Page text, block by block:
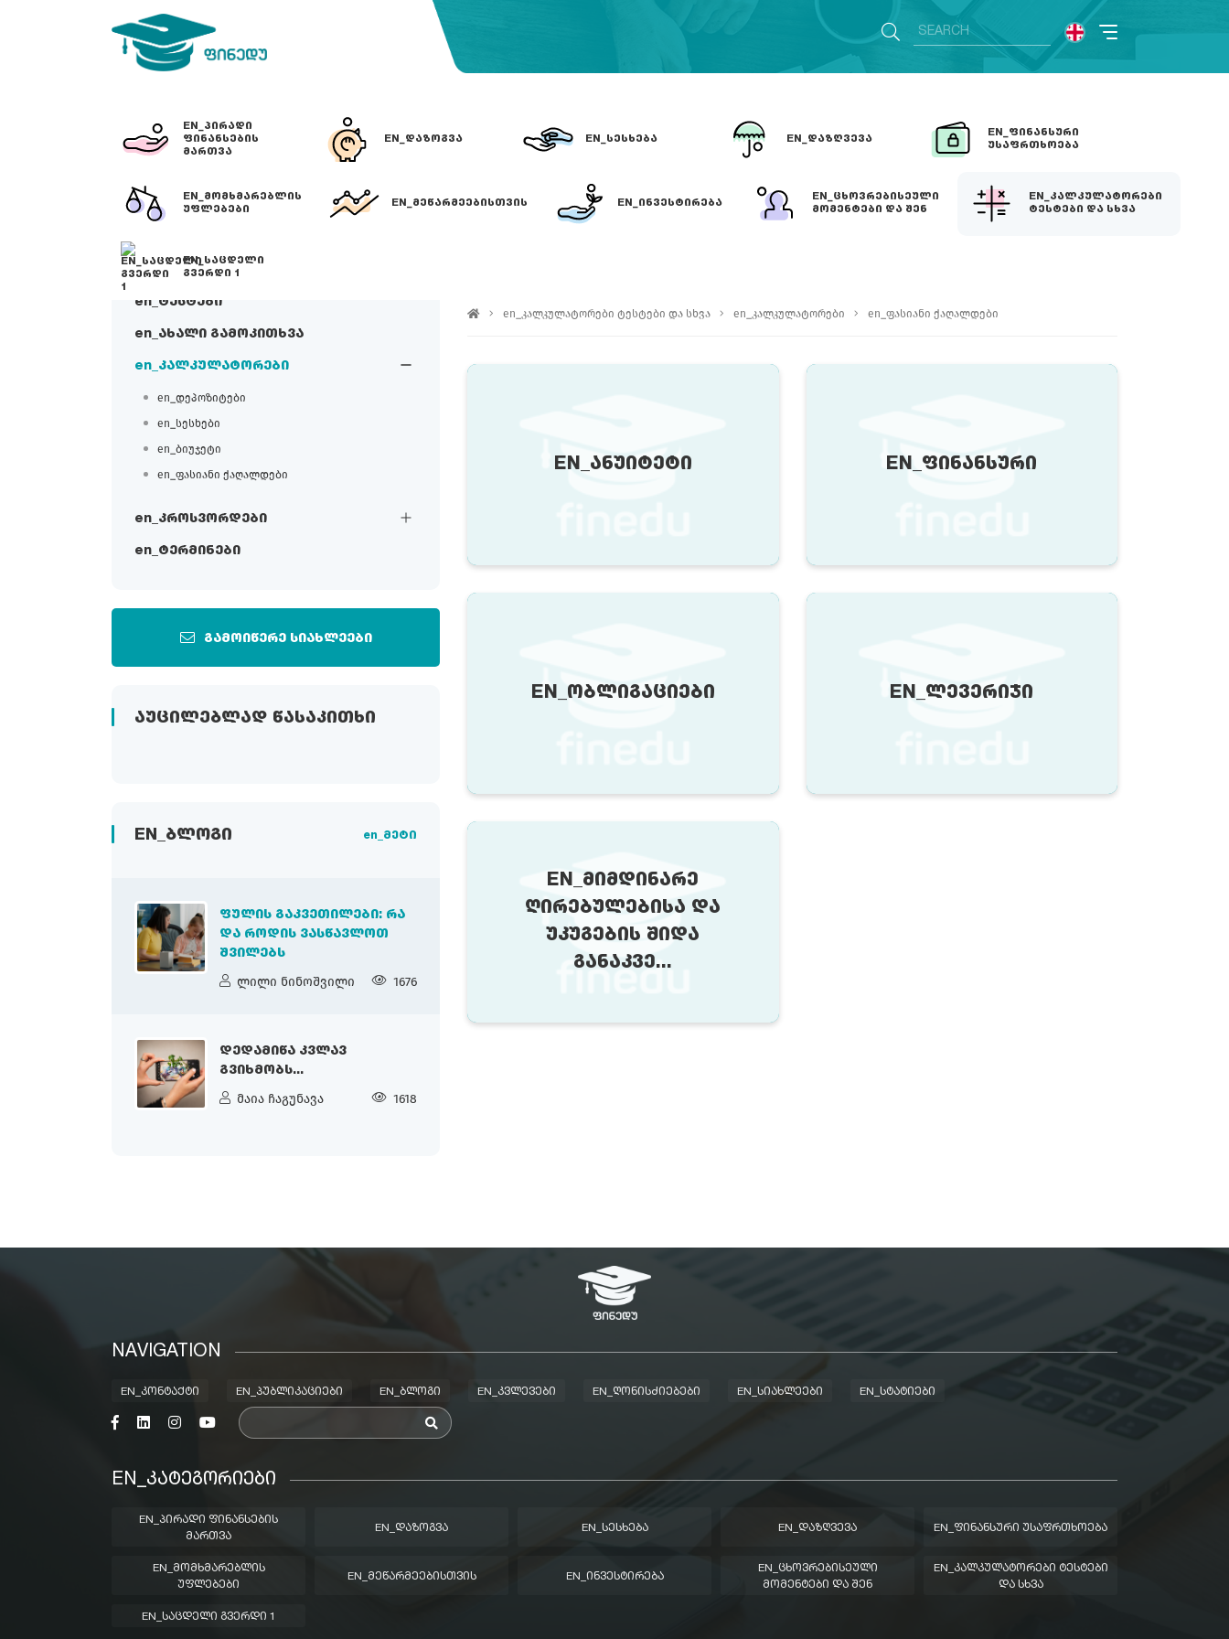
EN_ᲞᲘᲠᲐᲓᲘ
ᲤᲘᲜᲐᲜᲡᲔᲑᲘᲡ
ᲛᲐᲠᲗᲕᲐ
EN_ᲓᲐᲖᲝᲒᲕᲐ EN_ᲡᲔᲡᲮᲔᲑᲐ EN_ᲓᲐᲖᲦᲕᲔᲕᲐ
EN_ᲤᲘᲜᲐᲜᲡᲣᲠᲘ
ᲣᲡᲐᲤᲠᲗᲮᲝᲔᲑᲐ
EN_ᲛᲝᲛᲮᲛᲐᲠᲔᲑᲚᲘᲡ
ᲣᲤᲚᲔᲑᲔᲑᲘ
EN_ᲛᲔᲬᲐᲠᲛᲔᲔᲑᲘᲡᲗᲕᲘᲡ EN_ᲘᲜᲕᲔᲡᲢᲘᲠᲔᲑᲐ
EN_ᲪᲮᲝᲕᲠᲔᲑᲘᲡᲔᲣᲚᲘ
ᲛᲝᲛᲔᲜᲢᲔᲑᲘ ᲓᲐ ᲨᲔᲜ
EN_ᲙᲐᲚᲙᲣᲚᲐᲢᲝᲠᲔᲑᲘ
ᲢᲔᲡᲢᲔᲑᲘ ᲓᲐ ᲡᲮᲕᲐ
EN_ᲡᲐᲪᲓᲔᲚᲘ
ᲒᲕᲔᲠᲓᲘ 1
en_ტესტები
en_ახალი გამოკითხვა
en_კალკულატორები
en_დეპოზიტები
en_სესხები
en_ბიუჯეტი
en_ფასიანი ქაღალდები
en_კროსვორდები
en_ტერმინები
გამოიწერე სიახლეები
ᲐᲣᲪᲘᲚᲔᲑᲚᲐᲓ ᲬᲐᲡᲐᲙᲘᲗᲮᲘ
EN_ᲑᲚᲝᲒᲘ en_მეტი
ᲤᲣᲚᲘᲡ ᲒᲐᲙᲕᲔᲗᲘᲚᲔᲑᲘ: ᲠᲐ
ᲓᲐ ᲠᲝᲓᲘᲡ ᲕᲐᲡᲬᲐᲕᲚᲝᲗ
ᲨᲕᲘᲚᲔᲑᲡ
ლილი ნინოშვილი 1676
ᲓᲔᲓᲐᲛᲘᲬᲐ ᲙᲕᲚᲐᲕ
ᲒᲕᲘᲮᲛᲝᲑᲡ...
მაია ჩაგუნავა 1618
en_კალკულატორები ტესტები და სხვა en_კალკულატორები en_ფასიანი ქაღალდები
EN_ᲐᲜᲣᲘᲢᲔᲢᲘ EN_ᲤᲘᲜᲐᲜᲡᲣᲠᲘ
EN_ᲝᲑᲚᲘᲒᲐᲪᲘᲔᲑᲘ EN_ᲚᲔᲕᲔᲠᲘᲯᲘ
EN_ᲛᲘᲛᲓᲘᲜᲐᲠᲔ
ᲦᲘᲠᲔᲑᲣᲚᲔᲑᲘᲡᲐ ᲓᲐ
ᲣᲙᲣᲒᲔᲑᲘᲡ ᲨᲘᲓᲐ
ᲒᲐᲜᲐᲙᲕᲔ...
NAVIGATION
EN_ᲙᲝᲜᲢᲐᲥᲢᲘ EN_ᲞᲣᲑᲚᲘᲙᲐᲪᲘᲔᲑᲘ EN_ᲑᲚᲝᲒᲘ EN_ᲙᲕᲚᲔᲕᲔᲑᲘ EN_ᲦᲝᲜᲘᲡᲫᲘᲔᲑᲔᲑᲘ EN_ᲡᲘᲐᲮᲚᲔᲔᲑᲘ EN_ᲡᲢᲐᲢᲘᲔᲑᲘ
EN_ᲙᲐᲢᲔᲒᲝᲠᲘᲔᲑᲘ
EN_ᲞᲘᲠᲐᲓᲘ ᲤᲘᲜᲐᲜᲡᲔᲑᲘᲡ
ᲛᲐᲠᲗᲕᲐ
EN_ᲓᲐᲖᲝᲒᲕᲐ EN_ᲡᲔᲡᲮᲔᲑᲐ EN_ᲓᲐᲖᲦᲕᲔᲕᲐ EN_ᲤᲘᲜᲐᲜᲡᲣᲠᲘ ᲣᲡᲐᲤᲠᲗᲮᲝᲔᲑᲐ
EN_ᲛᲝᲛᲮᲛᲐᲠᲔᲑᲚᲘᲡ
ᲣᲤᲚᲔᲑᲔᲑᲘ
EN_ᲛᲔᲬᲐᲠᲛᲔᲔᲑᲘᲡᲗᲕᲘᲡ EN_ᲘᲜᲕᲔᲡᲢᲘᲠᲔᲑᲐ
EN_ᲪᲮᲝᲕᲠᲔᲑᲘᲡᲔᲣᲚᲘ
ᲛᲝᲛᲔᲜᲢᲔᲑᲘ ᲓᲐ ᲨᲔᲜ
EN_ᲙᲐᲚᲙᲣᲚᲐᲢᲝᲠᲔᲑᲘ ᲢᲔᲡᲢᲔᲑᲘ
ᲓᲐ ᲡᲮᲕᲐ
EN_ᲡᲐᲪᲓᲔᲚᲘ ᲒᲕᲔᲠᲓᲘ 1